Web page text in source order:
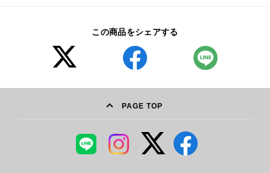
この商品をシェアする
PAGE TOP